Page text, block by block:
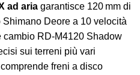
ad aria garantisce 120 mm di
Deore a 10 velocità
RD‑M4120 Shadow
sui terreni più vari
freni a disco